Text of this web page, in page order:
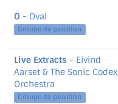
O - Oval
Groupe de parution
Live Extracts - Eivind
Aarset & The Sonic Codex
Orchestra
Groupe de parution